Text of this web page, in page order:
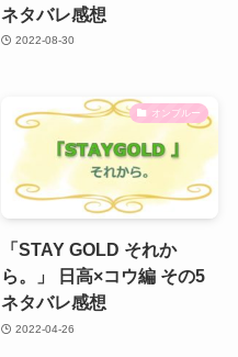
ネタバレ感想
2022-08-30
オンブルー
「STAY GOLD それか
ら。」 日高×コウ編 その5
ネタバレ感想
2022-04-26